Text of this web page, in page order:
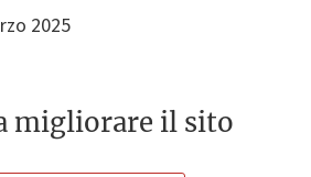
2025
migliorare il sito